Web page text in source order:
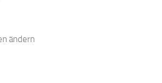
ändern